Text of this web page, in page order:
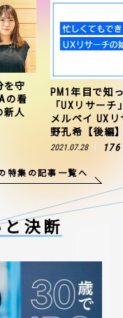
を守
の看
新人
PM1年目で知
「UXリサー
メルペイ UX
野孔希【後編
2021.07.28 176
特集の記事一覧へ
決断